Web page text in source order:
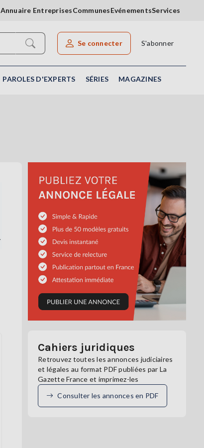
Annuaire EntreprisesCommunesEvénementsServices
Rechercher un article
Se connecter S'abonner
PAROLES D'EXPERTS SÉRIES MAGAZINES
Cahiers juridiques
Retrouvez toutes les annonces judiciaires
et légales au format PDF publiées par La
Gazette France et imprimez-les
Consulter les annonces en PDF